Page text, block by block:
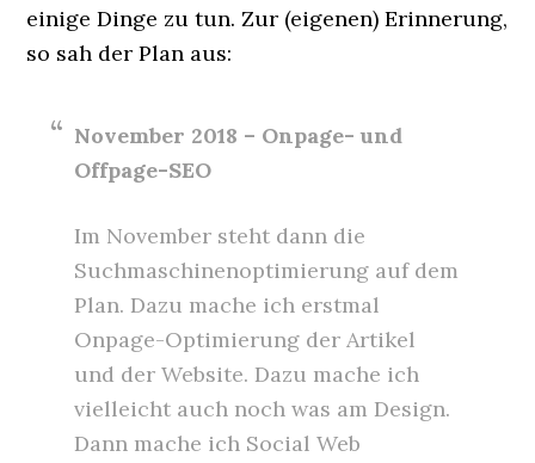
einige Dinge zu tun. Zur (eigenen) Erinnerung,
so sah der Plan aus:
November 2018 – Onpage- und
Offpage-SEO
Im November steht dann die
Suchmaschinenoptimierung auf dem
Plan. Dazu mache ich erstmal
Onpage-Optimierung der Artikel
und der Website. Dazu mache ich
vielleicht auch noch was am Design.
Dann mache ich Social Web